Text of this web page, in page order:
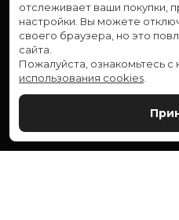
Расписание
Скоро в кино
Служба поддержки
отслеживает ваши покупки,
настройки. Вы можете
своего браузера, но это
сайта.
Пожалуйста, ознакомьтесь с
использования cookies